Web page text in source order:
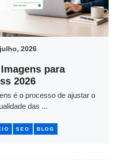
2026
para
2026
é o processo de ajustar o
das ...
SEO BLOG